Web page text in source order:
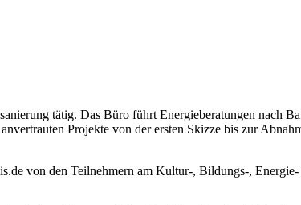
tätig. Das Büro führt Energieberatungen nach
Projekte von der ersten Skizze bis zur
von den Teilnehmern am Kultur-, Bildungs-,